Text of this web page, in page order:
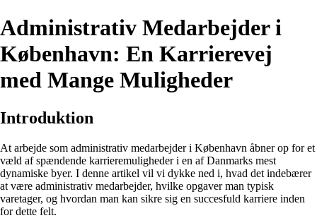
Administrativ Medarbejder i
København: En Karrierevej
med Mange Muligheder
Introduktion
At arbejde som administrativ medarbejder i København åbner op for et
væld af spændende karrieremuligheder i en af Danmarks mest
dynamiske byer. I denne artikel vil vi dykke ned i, hvad det indebærer
at være administrativ medarbejder, hvilke opgaver man typisk
varetager, og hvordan man kan sikre sig en succesfuld karriere inden
for dette felt.